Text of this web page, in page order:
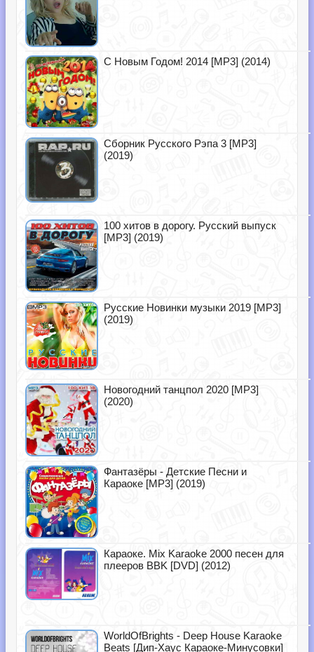
С Новым Годом! 2014 [MP3] (2014)
Сборник Русского Рэпа 3 [MP3]
(2019)
100 хитов в дорогу. Русский выпуск
[MP3] (2019)
Русские Новинки музыки 2019 [MP3]
(2019)
Новогодний танцпол 2020 [MP3]
(2020)
Фантазёры - Детские Песни и
Караоке [MP3] (2019)
Караоке. Mix Karaoke 2000 песен для
плееров BBK [DVD] (2012)
WorldOfBrights - Deep House Karaoke
Beats [Дип-Хаус Караоке-Минусовки]